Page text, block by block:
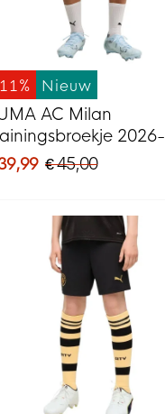
Nieuw
AC Milan
2026-
Donkergrijs Rood
€ 45,00